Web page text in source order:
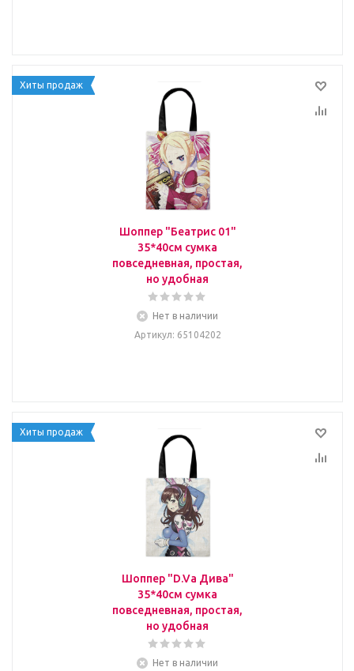
Хиты продаж
Шоппер "Беатрис 01"
35*40см сумка
повседневная, простая,
но удобная
Нет в наличии
Артикул: 65104202
Хиты продаж
Шоппер "D.Va Дива"
35*40см сумка
повседневная, простая,
но удобная
Нет в наличии